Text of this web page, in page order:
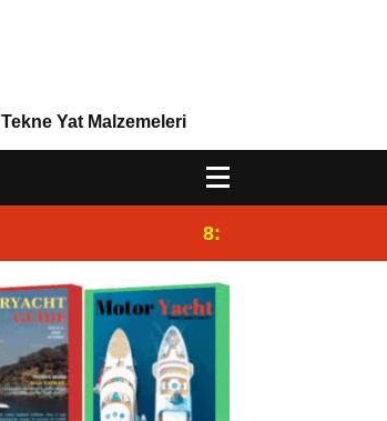
Tekne Yat Malzemeleri
8:29